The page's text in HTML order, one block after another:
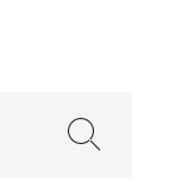
Recherche